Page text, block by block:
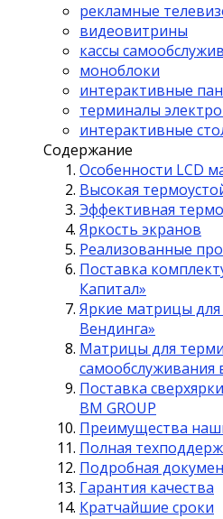
рекламные
видеовитрины
кассы
моноблоки
интерактивные
терминалы
интерактивные
Содержание
Особенности LCD
Высокая
Эффективная
Яркость экранов
Реализованные
Поставка
Капитал»
Яркие матрицы
Вендинга»
Матрицы для
самообслуживания
Поставка
BM GROUP
Преимущества
Полная
Подробная
Гарантия качества
Кратчайшие сроки